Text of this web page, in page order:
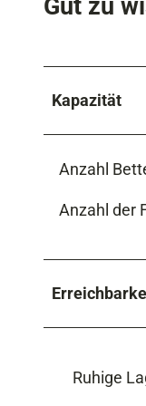
Gut zu
Kapazität
Anzahl
Anzahl der
Ruhige